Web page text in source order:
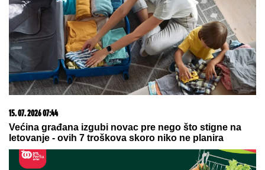
06. 08. 2026 09:39
Marija (3) se igrala u dvorištu i samo je nestala: Posle
42 godine otac je pronašao, zanemeo je kada je saznao
gde je bila